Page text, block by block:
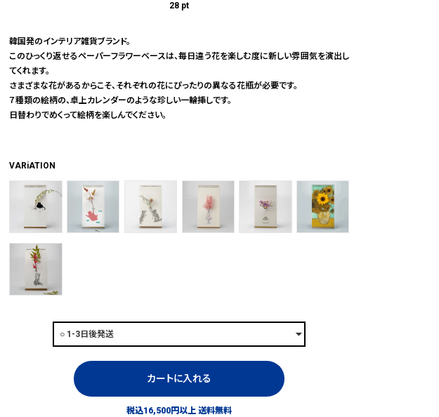
28 pt
韓国発のインテリア雑貨ブランド。
このひっくり返せるペーパーフラワーベースは、毎日違う花を楽しむ度に新しい雰囲気を演出し
てくれます。
さまざまな花があるからこそ、それぞれの花にぴったりの異なる花瓶が必要です。
７種類の絵柄の、卓上カレンダーのような珍しい一輪挿しです。
日替わりでめくって絵柄を楽しんでください。
VARiATION
カートに入れる
税込16,500円以上 送料無料